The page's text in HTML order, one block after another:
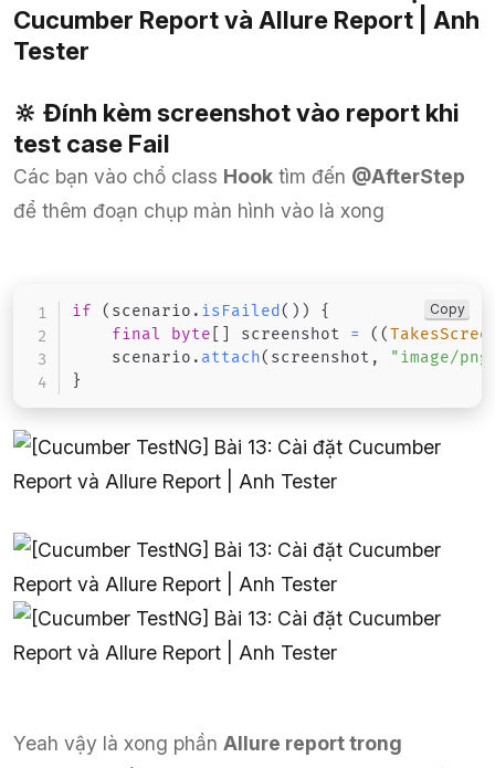
🔆 Đính kèm screenshot vào report khi
test case Fail
Các bạn vào chổ class Hook tìm đến @AfterStep
để thêm đoạn chụp màn hình vào là xong
if ( scenario . isFailed ( ) )
{
final
byte screenshot = ( (
    scenario
. attach( screenshot ,
"image/
}
Copy
Yeah vậy là xong phần Allure report trong